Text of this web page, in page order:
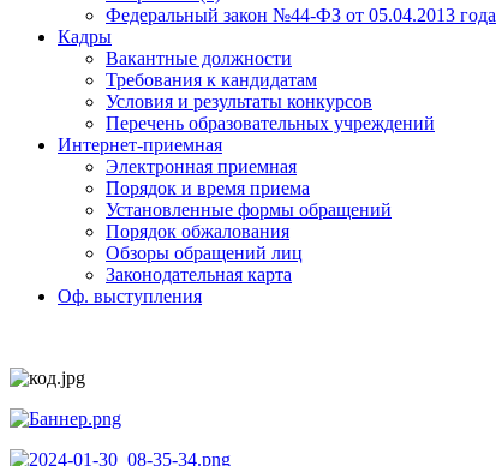
Федеральный закон №44-ФЗ от 05.04.2013 года
Кадры
Вакантные должности
Требования к кандидатам
Условия и результаты конкурсов
Перечень образовательных учреждений
Интернет-приемная
Электронная приемная
Порядок и время приема
Установленные формы обращений
Порядок обжалования
Обзоры обращений лиц
Законодательная карта
Оф. выступления